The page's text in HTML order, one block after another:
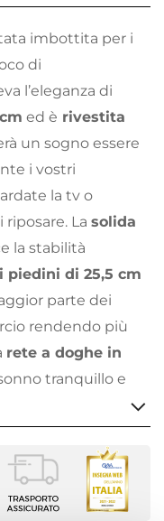
imbottita per i
di
l’eleganza di
ed è rivestita
un sogno essere
i vostri
la tv o
La solida
la stabilità
piedini di 25,5 cm
parte dei
rendendo più
rete a doghe in
tranquillo e
non ti
perfettotra le
Lo stile
lo rende
versatile
stili di